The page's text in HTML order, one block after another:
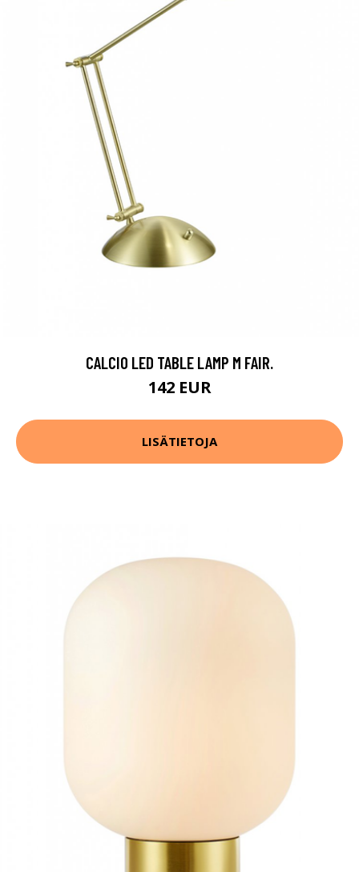
CALCIO LED TABLE LAMP M FAIR.
142 EUR
LISÄTIETOJA